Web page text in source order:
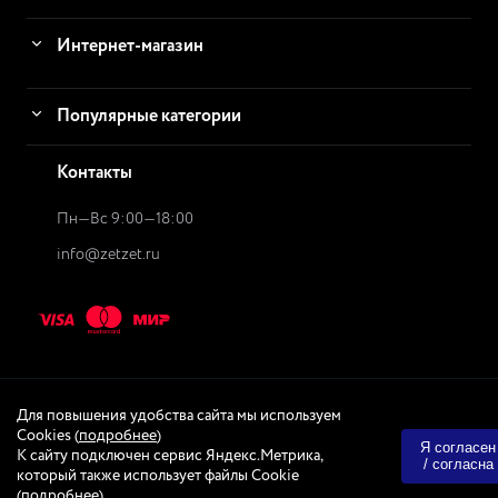
Интернет-магазин
Популярные категории
Контакты
Пн—Вс 9:00—18:00
info@zetzet.ru
© 2026ZetZet.ru Интернет-магазин
Created & Powered by Quadro-Design
Для повышения удобства сайта мы используем
Cookies (подробнее)
К сайту подключен сервис Яндекс.Метрика,
который также использует файлы Cookie
Я согласен
/ согласна